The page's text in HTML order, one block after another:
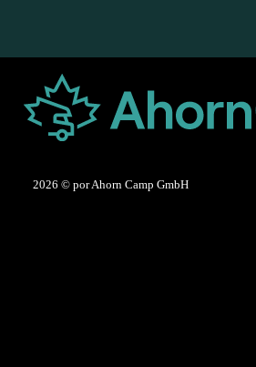
2026 © por Ahorn Camp GmbH